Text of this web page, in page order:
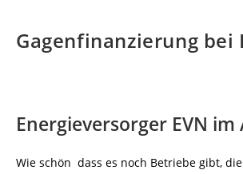
Gagenfinanzierung bei
Energieversorger EVN
Wie schön dass es noch Betriebe gibt,